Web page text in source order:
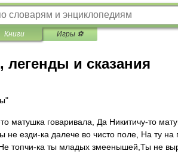
Книги Игры ⚽
и сказания
матушка говаривала, Да Никитичу-то
не езди-ка далече во чисто поле, На ту на
топчи-ка ты младых змеенышей,Ты не